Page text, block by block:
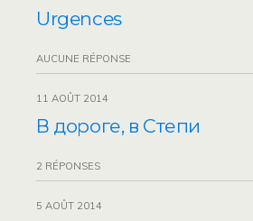
Urgences
AUCUNE RÉPONSE
11 AOÛT 2014
В дороге, в Степи
2 RÉPONSES
5 AOÛT 2014